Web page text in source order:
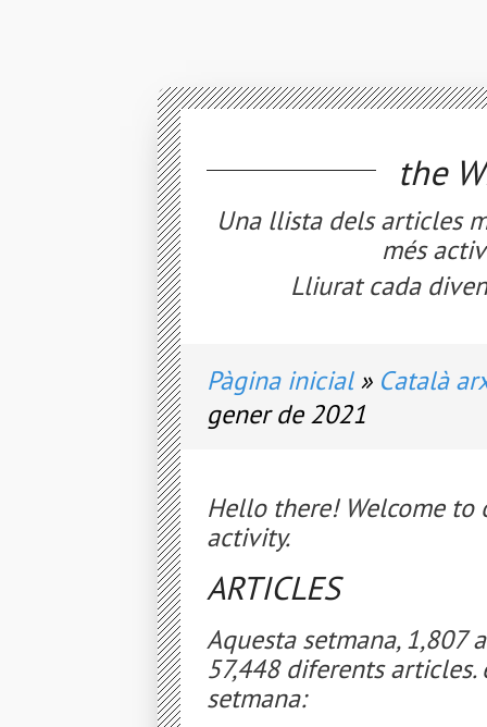
the
Una llista dels articles
més
Lliurat cada
Pàgina inicial
Català
gener de 2021
Hello there! Welcome
activity.
ARTICLES
Aquesta setmana, 1,807
57,448 diferents
setmana: